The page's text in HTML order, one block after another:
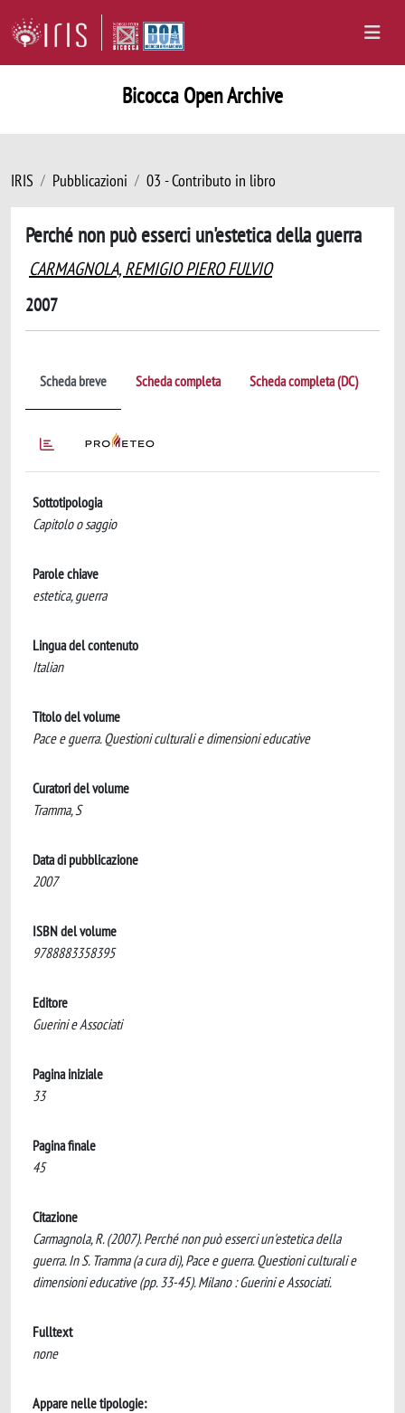
Bicocca Open Archive
IRIS Pubblicazioni 03 - Contributo in libro
Perché non può esserci un'estetica della guerra
CARMAGNOLA, REMIGIO PIERO FULVIO
2007
Scheda breve Scheda completa Scheda completa (DC)
Sottotipologia
Capitolo o saggio
Parole chiave
estetica, guerra
Lingua del contenuto
Italian
Titolo del volume
Pace e guerra. Questioni culturali e dimensioni educative
Curatori del volume
Tramma, S
Data di pubblicazione
2007
ISBN del volume
9788883358395
Editore
Guerini e Associati
Pagina iniziale
33
Pagina finale
45
Citazione
Carmagnola, R. (2007). Perché non può esserci un'estetica della
guerra. In S. Tramma (a cura di), Pace e guerra. Questioni culturali e
dimensioni educative (pp. 33-45). Milano : Guerini e Associati.
Fulltext
none
Appare nelle tipologie: